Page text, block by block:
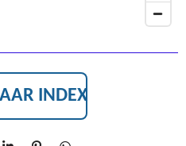
INDEX